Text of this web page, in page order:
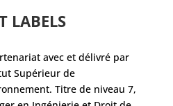
LABELS
avec et délivré par
Supérieur de
Titre de niveau 7,